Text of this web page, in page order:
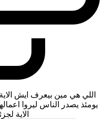
اللي هي مين بيعرف ايش الاية
يومئذ يصدر الناس ليروا
الاية